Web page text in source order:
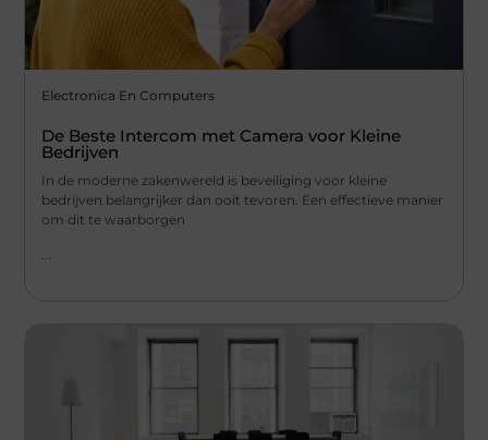
Electronica En Computers
De Beste Intercom met Camera voor Kleine
Bedrijven
In de moderne zakenwereld is beveiliging voor kleine
bedrijven belangrijker dan ooit tevoren. Een effectieve manier
om dit te waarborgen
...